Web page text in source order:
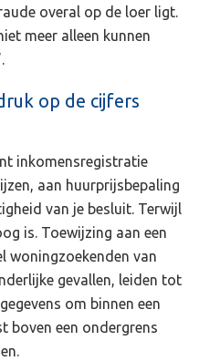
overal op de loer ligt.
meer alleen kunnen
op de cijfers
inkomensregistratie
aan huurprijsbepaling
van je besluit. Terwijl
is. Toewijzing aan een
woningzoekenden van
gevallen, leiden tot
om binnen een
boven een ondergrens